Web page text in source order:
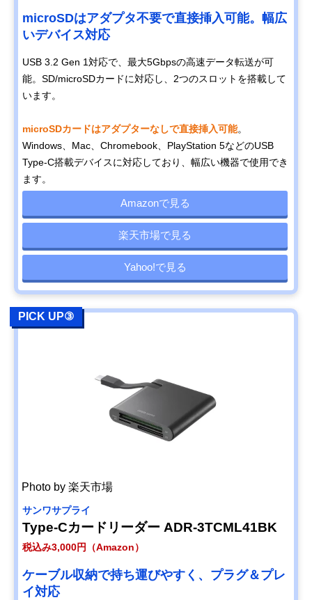
microSDはアダプタ不要で直接挿入可能。幅広
いデバイス対応
USB 3.2 Gen 1対応で、最大5Gbpsの高速データ転送が可
能。SD/microSDカードに対応し、2つのスロットを搭載して
います。
microSDカードはアダプターなしで直接挿入可能。
Windows、Mac、Chromebook、PlayStation 5などのUSB
Type-C搭載デバイスに対応しており、幅広い機器で使用でき
ます。
Amazonで見る
楽天市場で見る
Yahoo!で見る
PICK UP③
Photo by 楽天市場
サンワサプライ
Type-Cカードリーダー ADR-3TCML41BK
税込み3,000円（Amazon）
ケーブル収納で持ち運びやすく、プラグ＆プレ
イ対応